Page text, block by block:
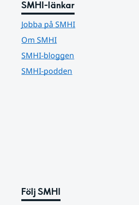
SMHI-länkar
Jobba på SMHI
Om SMHI
SMHI-bloggen
SMHI-podden
Följ SMHI